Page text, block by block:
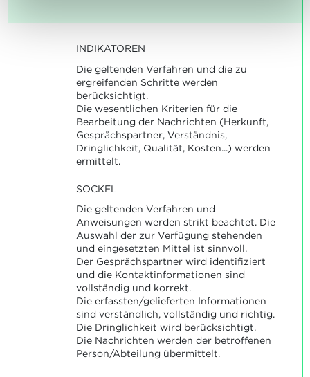
INDIKATOREN
Die geltenden Verfahren und die zu
ergreifenden Schritte werden
berücksichtigt.
Die wesentlichen Kriterien für die
Bearbeitung der Nachrichten (Herkunft,
Gesprächspartner, Verständnis,
Dringlichkeit, Qualität, Kosten...) werden
ermittelt.
SOCKEL
Die geltenden Verfahren und
Anweisungen werden strikt beachtet. Die
Auswahl der zur Verfügung stehenden
und eingesetzten Mittel ist sinnvoll.
Der Gesprächspartner wird identifiziert
und die Kontaktinformationen sind
vollständig und korrekt.
Die erfassten/gelieferten Informationen
sind verständlich, vollständig und richtig.
Die Dringlichkeit wird berücksichtigt.
Die Nachrichten werden der betroffenen
Person/Abteilung übermittelt.